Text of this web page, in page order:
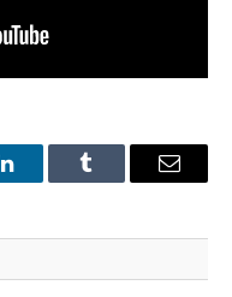
LinkedInTumblr Email